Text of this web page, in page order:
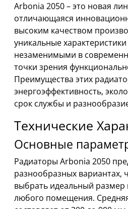
Arbonia 2050 – это новая
отличающаяся
высоким качеством
уникальные
незаменимыми в
точки зрения
Преимущества этих
энергоэффективность,
срок службы и
Технические
Основные
Радиаторы Arbonia 2050
разнообразных вариантах,
выбрать идеальный
любого помещения.